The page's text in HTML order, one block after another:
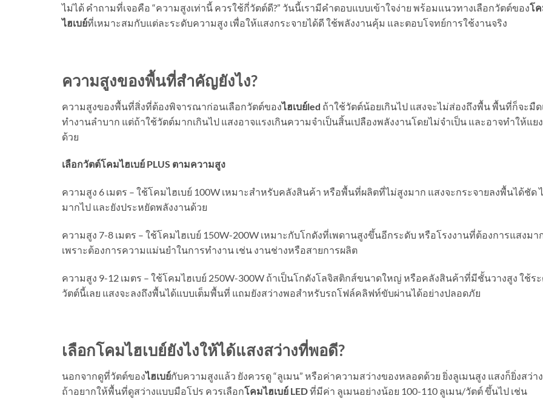
ไม่ได้ คำถามที่เจอคือ “ความสูงเท่านี้ ควรใช้กี่วัตต์ดี?” วันนี้เรามีคำตอบแบบเข้าใจง่าย พร้อมแนวทางเลือกวัตต์ของโ
ไฮเบย์ที่เหมาะสมกับแต่ละระดับความสูง เพื่อให้แสงกระจายได้ดี ใช้พลังงานคุ้ม และตอบโจทย์การใช้งานจริง
ความสูงของพื้นที่สำคัญยังไง?
ความสูงของพื้นที่สิ่งที่ต้องพิจารณาก่อนเลือกวัตต์ของไฮเบย์led ถ้าใช้วัตต์น้อยเกินไป แสงจะไม่ส่องถึงพื้น พื้นที่ก็จะมื
ทำงานลำบาก แต่ถ้าใช้วัตต์มากเกินไป แสงอาจแรงเกินความจำเป็นสิ้นเปลืองพลังงานโดยไม่จำเป็น และอาจทำให้แย
ด้วย
เลือกวัตต์โคมไฮเบย์ PLUS ตามความสูง
ความสูง 6 เมตร – ใช้โคมไฮเบย์ 100W เหมาะสำหรับคลังสินค้า หรือพื้นที่ผลิตที่ไม่สูงมาก แสงจะกระจายลงพื้นได้ชัด
มากไป และยังประหยัดพลังงานด้วย
ความสูง 7-8 เมตร – ใช้โคมไฮเบย์ 150W-200W เหมาะกับโกดังที่เพดานสูงขึ้นอีกระดับ หรือโรงงานที่ต้องการแสงม
เพราะต้องการความแม่นยำในการทำงาน เช่น งานช่างหรือสายการผลิต
ความสูง 9-12 เมตร – ใช้โคมไฮเบย์ 250W-300W ถ้าเป็นโกดังโลจิสติกส์ขนาดใหญ่ หรือคลังสินค้าที่มีชั้นวางสูง ใช้ร
วัตต์นี้เลย แสงจะลงถึงพื้นได้แบบเต็มพื้นที่ แถมยังสว่างพอสำหรับรถโฟล์คลิฟท์ขับผ่านได้อย่างปลอดภัย
เลือกโคมไฮเบย์ยังไงให้ได้แสงสว่างที่พอดี?
นอกจากดูที่วัตต์ของไฮเบย์กับความสูงแล้ว ยังควรดู “ลูเมน” หรือค่าความสว่างของหลอดด้วย ยิ่งลูเมนสูง แสงก็ยิ่งสว่า
ถ้าอยากให้พื้นที่ดูสว่างแบบมือโปร ควรเลือกโคมไฮเบย์ LEDที่มีค่า ลูเมนอย่างน้อย 100-110 ลูเมน/วัตต์ ขึ้นไป เช่น